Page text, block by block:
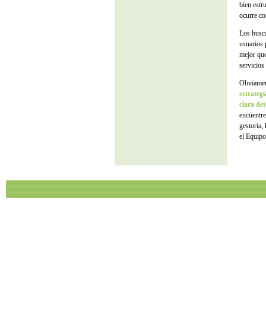
bien
ocurre
Los
usuarios
mejor
servicios
clara
gestoría,
el